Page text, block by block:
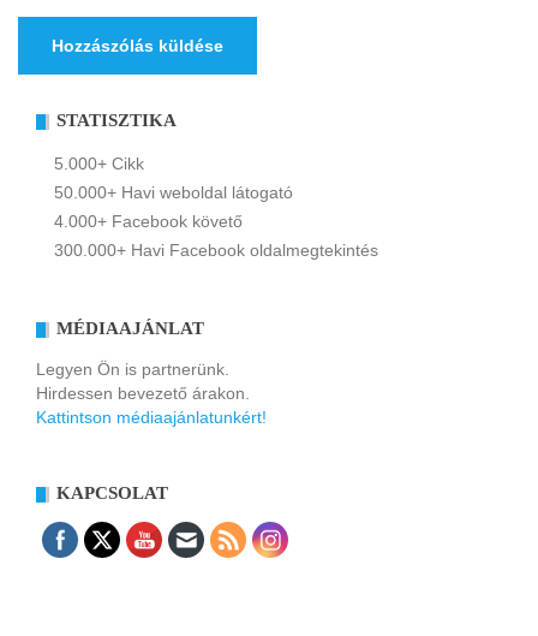
STATISZTIKA
5.000+ Cikk
50.000+ Havi weboldal látogató
4.000+ Facebook követő
300.000+ Havi Facebook oldalmegtekintés
MÉDIAAJÁNLAT
Legyen Ön is partnerünk.
Hirdessen bevezető árakon.
Kattintson médiaajánlatunkért!
KAPCSOLAT